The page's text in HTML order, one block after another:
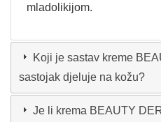
mladolikijom.
Koji je sastav kreme
sastojak djeluje na kožu?
Je li krema BEAUTY